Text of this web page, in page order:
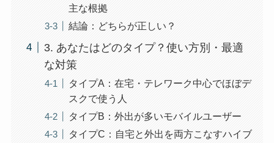
主な根拠
結論：どちらが正しい？
3. あなたはどのタイプ？使い方別・最適
な対策
タイプA：在宅・テレワーク中心でほぼデ
スクで使う人
タイプB：外出が多いモバイルユーザー
タイプC：自宅と外出を両方こなすハイブ